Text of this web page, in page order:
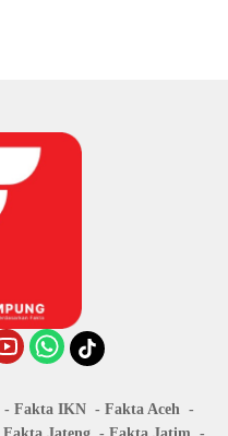
Fakta IKN
Fakta Aceh